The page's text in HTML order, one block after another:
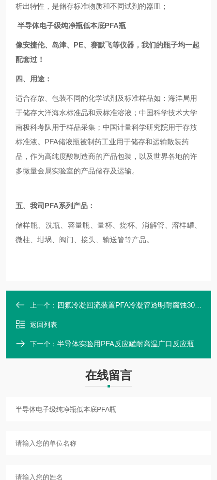
析出特性 ，是储存标准物质和不同试剂的器皿 ；
半导体电子级纯净瓶低本底PFA瓶
像安捷伦、岛津、 PE、赛默飞等仪器，我们的瓶子均一起
配套过！
四、用途：
适合存放、包装不同的化学试剂及标准样品如：海洋局用
于储存大洋海水标准品和汞标准溶液；中国科学技术大学
南极科考队用于样品采集； 中国计量科学研究院用于存放
标准液。 PFA储液瓶被制药工业用于储存和运输散装药
品，作为高纯度酸制造商的产品包装，以及世界各地的许
多微量金属实验室的产品储存及运输。
五、我司 PFA系列产品：
储样瓶、洗瓶、容量瓶、量杯、烧杯、消解管、溶样罐、
微柱、坩埚、阀门、接头、输送管等产品。
上一个： 四氟冷凝回流装置PFA冷凝管透明耐腐蚀300ml
返回列表
下一个： 半导体实验用PFA反应罐耐高温广口反应瓶
在线留言